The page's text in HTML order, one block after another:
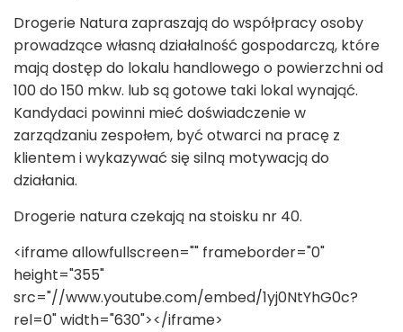
Drogerie Natura zapraszają do współpracy osoby
prowadzące własną działalność gospodarczą, które
mają dostęp do lokalu handlowego o powierzchni od
100 do 150 mkw. lub są gotowe taki lokal wynająć.
Kandydaci powinni mieć doświadczenie w
zarządzaniu zespołem, być otwarci na pracę z
klientem i wykazywać się silną motywacją do
działania.
Drogerie natura czekają na stoisku nr 40.
<iframe allowfullscreen="" frameborder="0"
height="355"
src="//www.youtube.com/embed/1yj0NtYhG0c?
rel=0" width="630"></iframe>